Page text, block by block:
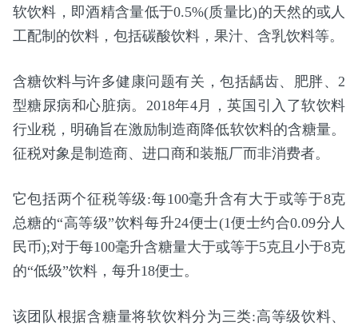
软饮料，即酒精含量低于0.5%(质量比)的天然的或人
工配制的饮料，包括碳酸饮料，果汁、含乳饮料等。
含糖饮料与许多健康问题有关，包括龋齿、肥胖、2
型糖尿病和心脏病。2018年4月，英国引入了软饮料
行业税，明确旨在激励制造商降低软饮料的含糖量。
征税对象是制造商、进口商和装瓶厂而非消费者。
它包括两个征税等级:每100毫升含有大于或等于8克
总糖的“高等级”饮料每升24便士(1便士约合0.09分人
民币);对于每100毫升含糖量大于或等于5克且小于8克
的“低级”饮料，每升18便士。
该团队根据含糖量将软饮料分为三类:高等级饮料、